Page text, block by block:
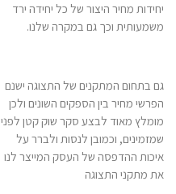
יחידות מחיר היצור של כל יחידה ירד
משמעותית וכך גם במקרה שלנו.
גם בתחום המתקנים של התצוגה ישנם
הפרשי מחיר בין הספקים השונים ולכן
מומלץ מאוד לבצע סקר שוק קטן לפני
שמזמינים, וכמובן לנסות ולברר על
איכות ההדפסה של העסק המייצר לנו
את מתקני התצוגה